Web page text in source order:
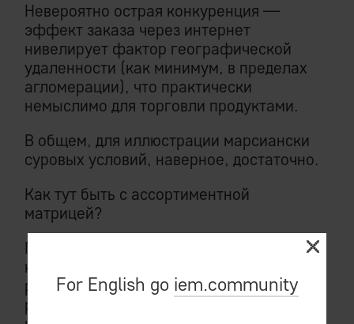
Невероятно острая конкуренция —
эффект заказа через интернет
нивелирует фактор географической
удаленности (как минимум, в пределах
агломерации), что практически
немыслимо для торговли продуктами.
В общем, для иллюстрации марсиански
суровых условий, наверное, достаточно.
Как тут быть с ассортиментной
матрицей?
Понятно, что подход к ее формированию,
который много десятков лет прекрасно
работает в традиционном ритейле, в
рассматриваемом случае на выходе даст
For English go iem.community